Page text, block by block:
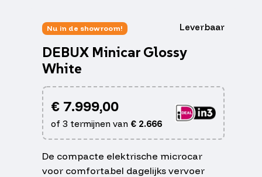
Nu in de showroom! Leverbaar
DEBUX Minicar Glossy
White
€7.999,00
of 3 termijnen van €2.666
De compacte elektrische microcar
voor comfortabel dagelijks vervoer